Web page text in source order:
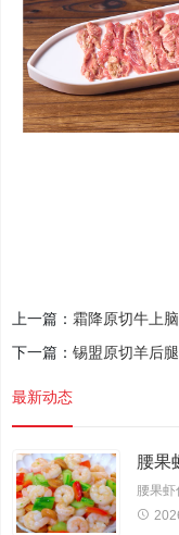
上一篇： 霜降原切牛上脑
下一篇： 锡盟原切羊后腿
最新动态
腰果